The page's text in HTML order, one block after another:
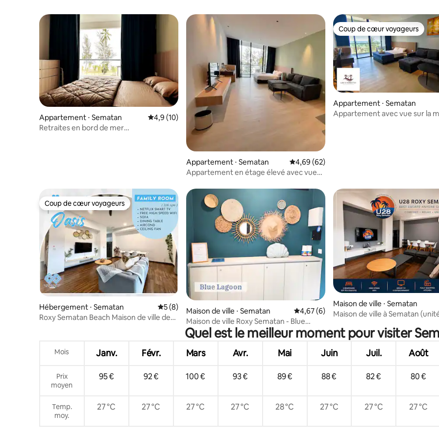
Appartement ⋅ Sematan Évaluation moyenne sur la base de 10 commentaires : 4,9 sur 5
4,9 (10)
Retraites en bord de mer
Appartement ⋅ Sematan Évaluation moyenne sur la base de 62
4,69 (62)
Appartement en étage élevé avec vue
Coup de cœur voyageurs
Coup de cœur voyageurs
Appartement ⋅ Sematan
Appartement avec vue sur la
Coup de cœur voyageurs
Coup de cœur voyageurs
Hébergement ⋅ Sematan Évaluation moyenne sur la base de 8 commentaires : 5 sur 5
5 (8)
Roxy Sematan Beach Maison de ville de
Maison de ville ⋅ Sematan Évaluation moyenne sur la base de 6
4,67 (6)
Maison de ville Roxy Sematan - Blue
Lagoon
Maison de ville ⋅ Sematan
Maison de ville à Sematan
Quel est le meilleur moment pour visiter
Mois Janv. Févr. Mars Avr. Mai Juin Juil. Août
Prix
moyen
95 € 92 € 100 € 93 € 89 € 88 € 82 € 80 €
Temp.
moy.
27 °C 27 °C 27 °C 27 °C 28 °C 27 °C 27 °C 27 °C